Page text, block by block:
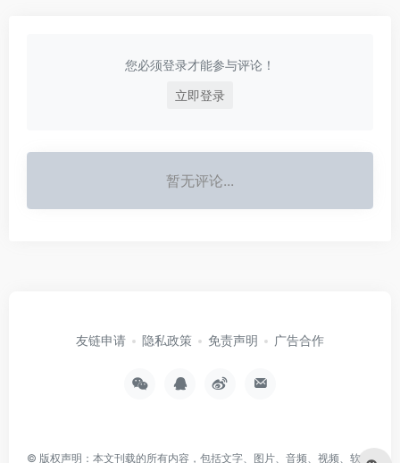
您必须登录才能参与评论！
立即登录
暂无评论...
友链申请 隐私政策 免责声明 广告合作
© 版权声明：本文刊载的所有内容，包括文字、图片、音频、视频、软